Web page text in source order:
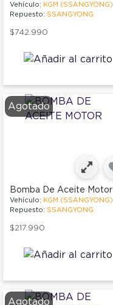
Vehículo: KGM (SSANGYONG)
Repuesto: SSANGYONG
$742.990
Agotado
Bomba De Aceite Motor
Vehículo: KGM (SSANGYONG)
Repuesto: SSANGYONG
$217.990
Agotado